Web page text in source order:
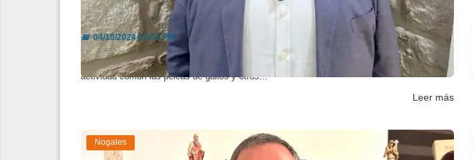
Cumple el Ayuntamiento de Nogales con el...
📅04/10/2024 03:51 PM
El Secretario del Ayuntamiento Hipólito Sedano argumentó que en esta ciudad no es una
actividad común las peleas de gallos y otros...
Leer más
Nogales